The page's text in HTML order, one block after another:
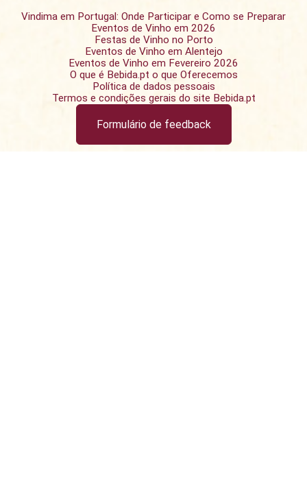
Vindima em Portugal: Onde Participar e Como se Preparar
Eventos de Vinho em 2026
Festas de Vinho no Porto
Eventos de Vinho em Alentejo
Eventos de Vinho em Fevereiro 2026
O que é Bebida.pt o que Oferecemos
Política de dados pessoais
Termos e condições gerais do site Bebida.pt
Formulário de feedback